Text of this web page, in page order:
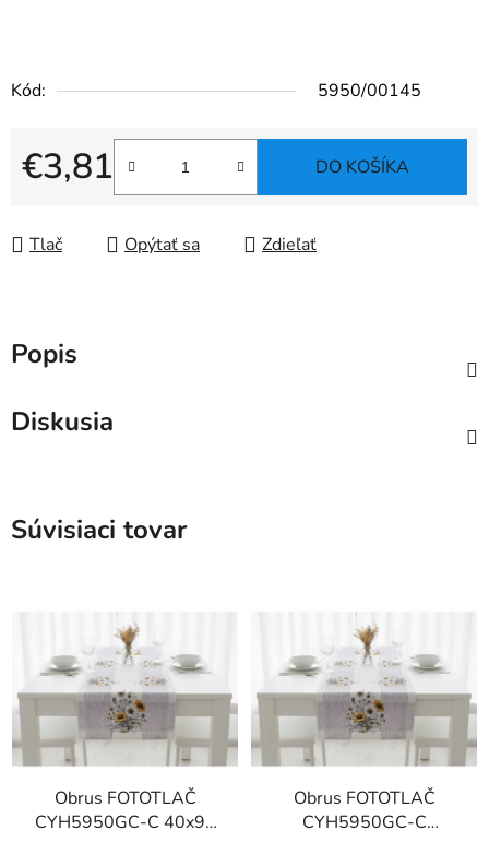
Kód: 5950/00145
€3,81
Jednotková cena:
DO KOŠÍKA
Tlač Opýtať sa Zdieľať
Popis
Diskusia
Súvisiaci tovar
Obrus FOTOTLAČ
CYH5950GC-C 40x90
Obrus FOTOTLAČ
CYH5950GC-C